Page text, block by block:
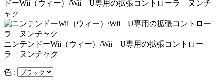
ドーWii（ウィー）/Wii U専用の拡張コントローラ ヌンチ
ャク
ニンテンドーWii（ウィー）/Wii U専用の拡張コントロー
ラ ヌンチャク
色 :